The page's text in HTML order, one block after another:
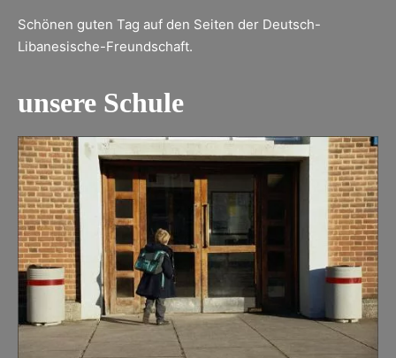
Schönen guten Tag auf den Seiten der Deutsch-
Libanesische-Freundschaft.
unsere Schule